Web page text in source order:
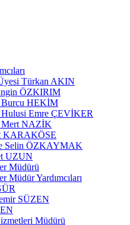
Türkan AKIN
ÖZKIRIM
Burcu HEKİM
Emre ÇEVİKER
Mert NAZİK
KARAKÖSE
Selin ÖZKAYMAK
UZUN
Müdürü
Müdür Yardımcıları
SÜZEN
Müdürü